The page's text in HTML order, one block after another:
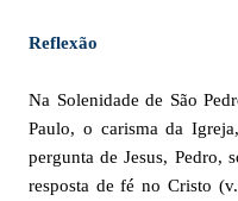
Reflexão
Na Solenidade de São
Paulo, o carisma da
pergunta de Jesus, Pedro,
resposta de fé no Cristo